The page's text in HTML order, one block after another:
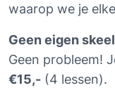
waarop we je
Geen eigen
€15,- (4 lessen).